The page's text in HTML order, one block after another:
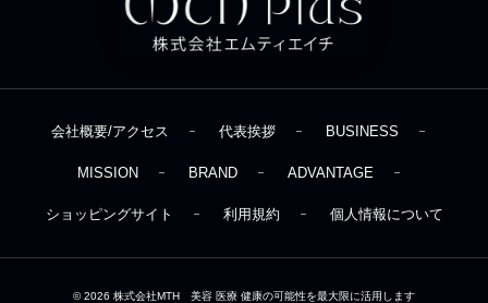
会社概要/アクセス 代表挨拶 BUSINESS
MISSION BRAND ADVANTAGE
ショッピングサイト 利用規約 個人情報について
© 2026 株式会社MTH 美容 医療 健康の可能性を最大限に活用します